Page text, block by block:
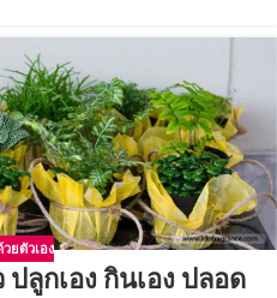
ยตัวเอง
ลูกเอง กินเอง ปลอด